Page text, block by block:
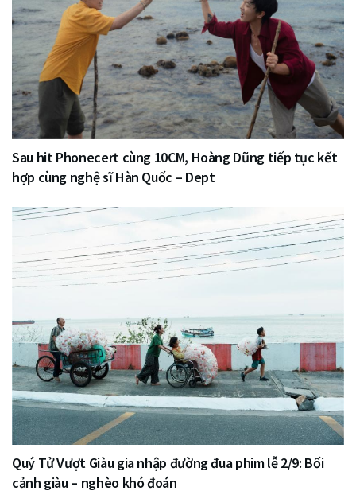
Sau hit Phonecert cùng 10CM, Hoàng Dũng tiếp tục kết
hợp cùng nghệ sĩ Hàn Quốc – Dept
Quý Tử Vượt Giàu gia nhập đường đua phim lễ 2/9: Bối
cảnh giàu – nghèo khó đoán